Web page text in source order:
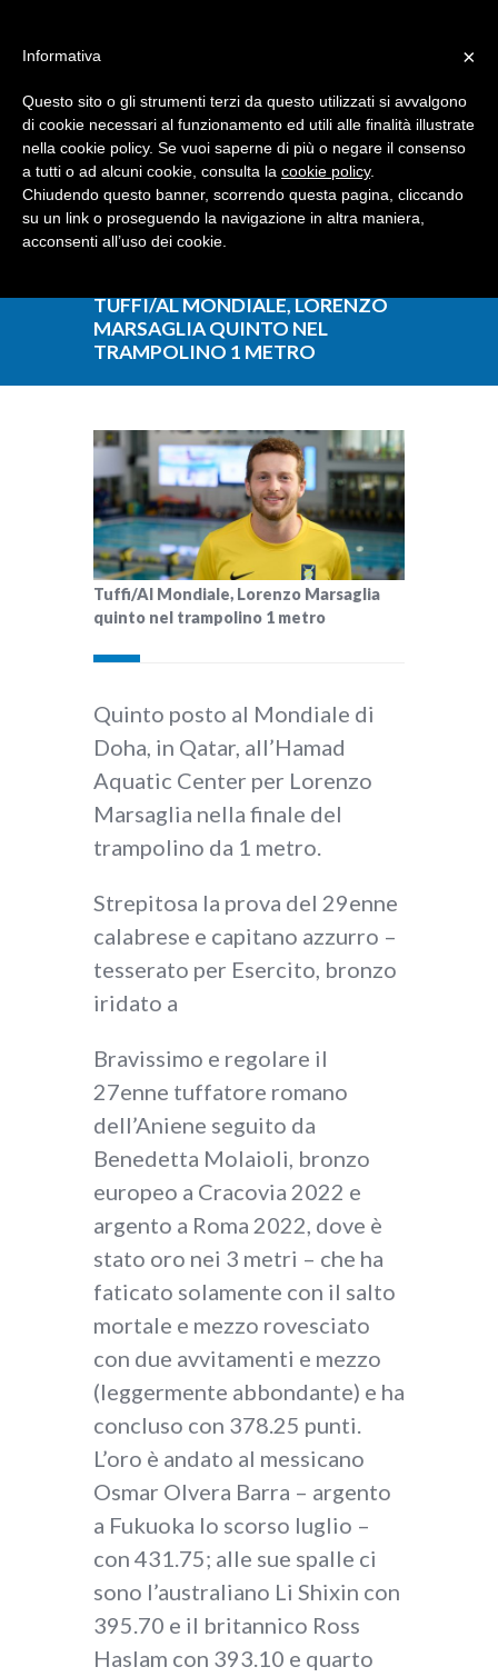
TUFFI/AL MONDIALE, LORENZO
MARSAGLIA QUINTO NEL
TRAMPOLINO 1 METRO
Tuffi/Al Mondiale, Lorenzo Marsaglia
quinto nel trampolino 1 metro
Quinto posto al Mondiale di
Doha, in Qatar, all’Hamad
Aquatic Center per Lorenzo
Marsaglia nella finale del
trampolino da 1 metro.
Strepitosa la prova del 29enne
calabrese e capitano azzurro –
tesserato per Esercito, bronzo
iridato a
Bravissimo e regolare il
27enne tuffatore romano
dell’Aniene seguito da
Benedetta Molaioli, bronzo
europeo a Cracovia 2022 e
argento a Roma 2022, dove è
stato oro nei 3 metri – che ha
faticato solamente con il salto
mortale e mezzo rovesciato
con due avvitamenti e mezzo
(leggermente abbondante) e ha
concluso con 378.25 punti.
L’oro è andato al messicano
Osmar Olvera Barra – argento
a Fukuoka lo scorso luglio –
con 431.75; alle sue spalle ci
sono l’australiano Li Shixin con
395.70 e il britannico Ross
Haslam con 393.10 e quarto
×
Informativa
Questo sito o gli strumenti terzi da questo utilizzati si avvalgono
di cookie necessari al funzionamento ed utili alle finalità illustrate
nella cookie policy. Se vuoi saperne di più o negare il consenso
a tutti o ad alcuni cookie, consulta la cookie policy.
Chiudendo questo banner, scorrendo questa pagina, cliccando
su un link o proseguendo la navigazione in altra maniera,
acconsenti all’uso dei cookie.